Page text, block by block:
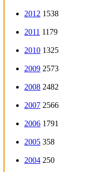
2012 1538
2011 1179
2010 1325
2009 2573
2008 2482
2007 2566
2006 1791
2005 358
2004 250